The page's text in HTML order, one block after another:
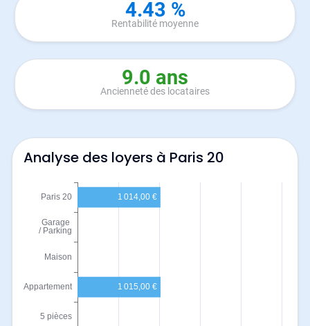
4.43 %
Rentabilité moyenne
9.0 ans
Ancienneté des locataires
Analyse des loyers à Paris 20